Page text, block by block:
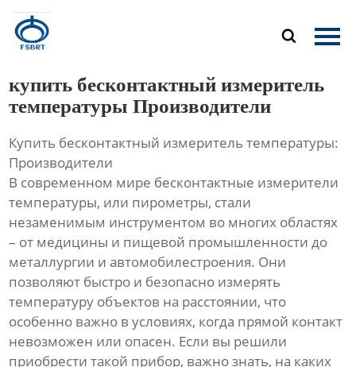

Главная
Новости
Контакты
купить бесконтактный измеритель
температуры Производители
Купить бесконтактный измеритель температуры:
Производители
В современном мире бесконтактные измерители
температуры, или пирометры, стали
незаменимым инструментом во многих областях
– от медицины и пищевой промышленности до
металлургии и автомобилестроения. Они
позволяют быстро и безопасно измерять
температуру объектов на расстоянии, что
особенно важно в условиях, когда прямой контакт
невозможен или опасен. Если вы решили
приобрести такой прибор, важно знать, на каких